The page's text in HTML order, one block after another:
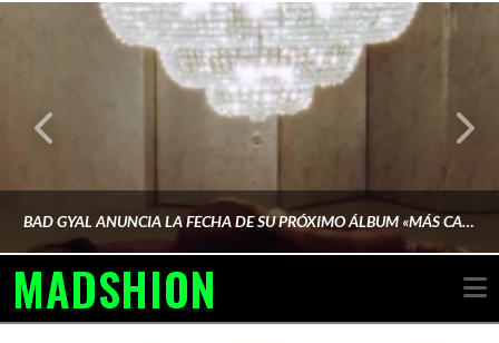
BAD GYAL ANUNCIA LA FECHA DE SU PRÓXIMO ÁLBUM «MÁS CARA»
MADSHION